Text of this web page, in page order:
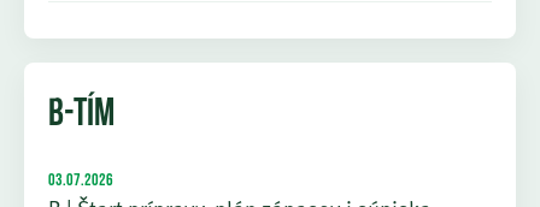
B-TÍM
03.07.2026